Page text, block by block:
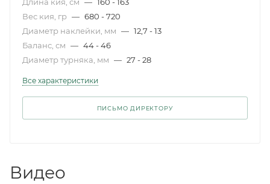
Вес кия, гр — 680 - 720
Диаметр наклейки, мм — 12,7 - 13
Баланс, см — 44 - 46
Диаметр турняка, мм — 27 - 28
Все характеристики
ПИСЬМО ДИРЕКТОРУ
Видео